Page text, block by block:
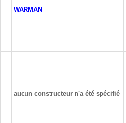
WARMAN
aucun constructeur n'a été spécifié